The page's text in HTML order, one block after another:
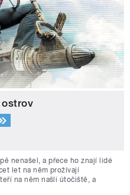
ostrov
nenašel, a přece ho znají lidé
let na něm prožívají
na něm našli útočiště, a